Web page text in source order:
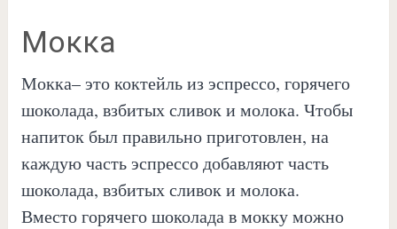
Мокка
Мокка– это коктейль из эспрессо, горячего
шоколада, взбитых сливок и молока. Чтобы
напиток был правильно приготовлен, на
каждую часть эспрессо добавляют часть
шоколада, взбитых сливок и молока.
Вместо горячего шоколада в мокку можно